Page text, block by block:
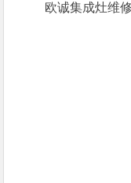
欧诚集成灶维